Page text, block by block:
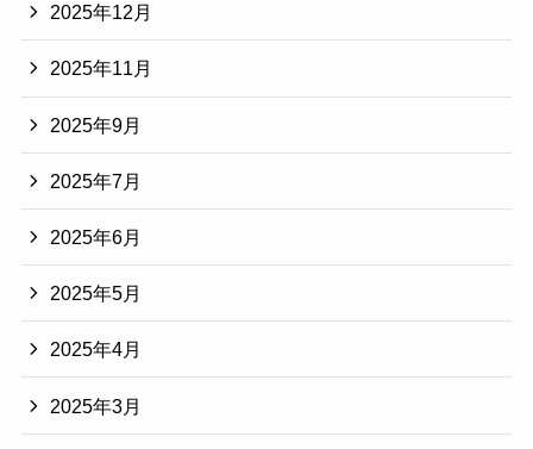
2025年12月
2025年11月
2025年9月
2025年7月
2025年6月
2025年5月
2025年4月
2025年3月